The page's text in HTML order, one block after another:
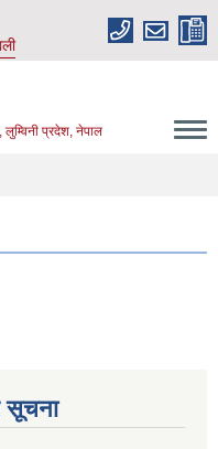
लुम्विनी प्रदेश, नेपाल
सूचना